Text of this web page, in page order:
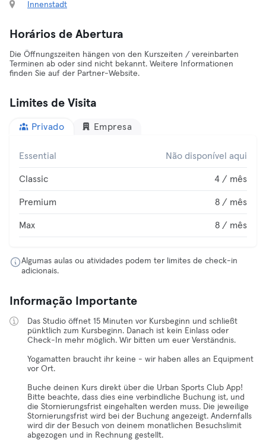
Innenstadt
Horários de Abertura
Die Öffnungszeiten hängen von den Kurszeiten / vereinbarten
Terminen ab oder sind nicht bekannt. Weitere Informationen
finden Sie auf der Partner-Website.
Limites de Visita
Privado Empresa
Essential Não disponível aqui
Classic 4 / mês
Premium 8 / mês
Max 8 / mês
Algumas aulas ou atividades podem ter limites de check-in
adicionais.
Informação Importante
Das Studio öffnet 15 Minuten vor Kursbeginn und schließt
pünktlich zum Kursbeginn. Danach ist kein Einlass oder
Check-In mehr möglich. Wir bitten um euer Verständnis.
Yogamatten braucht ihr keine - wir haben alles an Equipment
vor Ort.
Buche deinen Kurs direkt über die Urban Sports Club App!
Bitte beachte, dass dies eine verbindliche Buchung ist, und
die Stornierungsfrist eingehalten werden muss. Die jeweilige
Stornierungsfrist wird bei der Buchung angezeigt. Andernfalls
wird dir der Besuch von deinem monatlichen Besuchslimit
abgezogen und in Rechnung gestellt.